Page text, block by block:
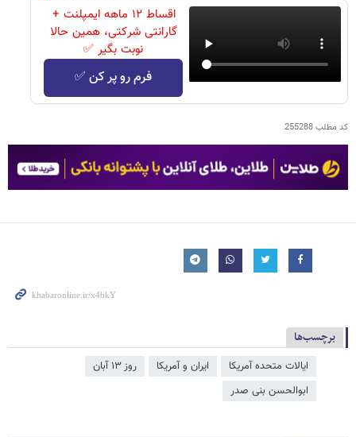
اقساط ۱۲ ماهه ایمپلنت +
گارانتی شرکتی، همین حالا
نوبت بگیر ✅
فرم رو پر کن ✅
کد مطلب255288
برچسب‌ها
ایالات متحده آمریکا ایران و آمریکا
روز ۱۳ آبان
ابوالحسن بنی صدر